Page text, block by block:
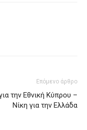
Επόμενο άρθρο
την Εθνική Κύπρου –
Νίκη για την Ελλάδα